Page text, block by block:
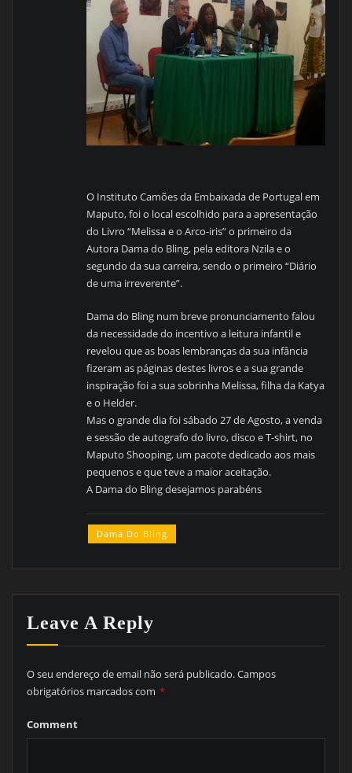
O Instituto Camões da Embaixada de Portugal em
Maputo, foi o local escolhido para a apresentação
do Livro “Melissa e o Arco-iris” o primeiro da
Autora Dama do Bling, pela editora Nzila e o
segundo da sua carreira, sendo o primeiro “Diário
de uma irreverente”.
Dama do Bling num breve pronunciamento falou
da necessidade do incentivo a leitura infantil e
revelou que as boas lembranças da sua infância
fizeram as páginas destes livros e a sua grande
inspiração foi a sua sobrinha Melissa, filha da Katya
e o Helder.
Mas o grande dia foi sábado 27 de Agosto, a venda
e sessão de autografo do livro, disco e T-shirt, no
Maputo Shooping, um pacote dedicado aos mais
pequenos e que teve a maior aceitação.
A Dama do Bling desejamos parabéns
Dama Do Bling
Leave A Reply
O seu endereço de email não será publicado.Campos
obrigatórios marcados com *
Comment